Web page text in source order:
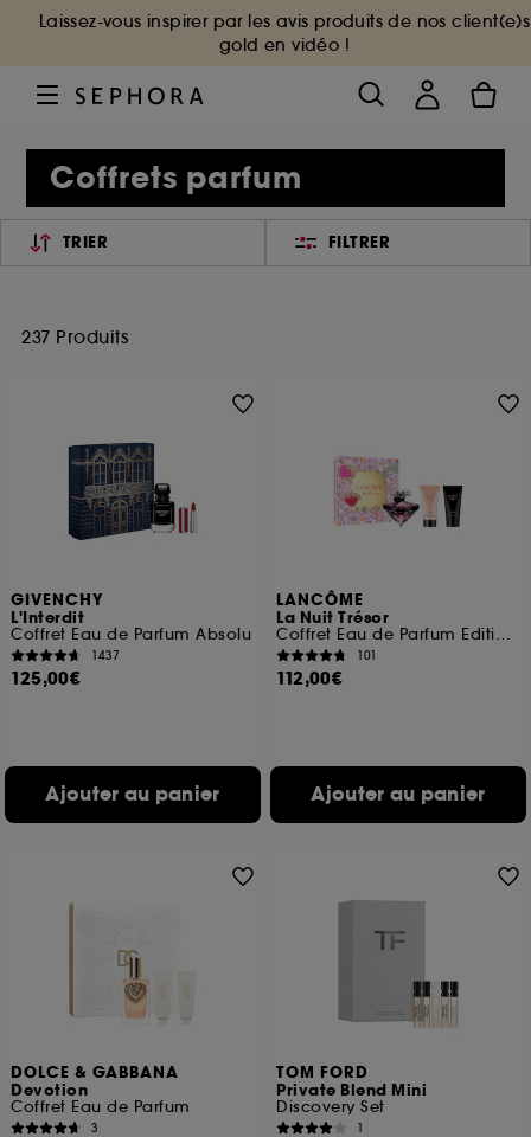
Laissez-vous inspirer par les avis produits de nos client(e)s
gold en vidéo !
Coffrets parfum
TRIER FILTRER
237 Produits
GIVENCHY
L'Interdit
Coffret Eau de Parfum Absolu
1437
125,00€
Ajouter au panier
LANCÔME
La Nuit Trésor
Coffret Eau de Parfum Edition Limitée Fête des Mères
101
112,00€
Ajouter au panier
DOLCE & GABBANA
Devotion
Coffret Eau de Parfum
3
TOM FORD
Private Blend Mini
Discovery Set
1